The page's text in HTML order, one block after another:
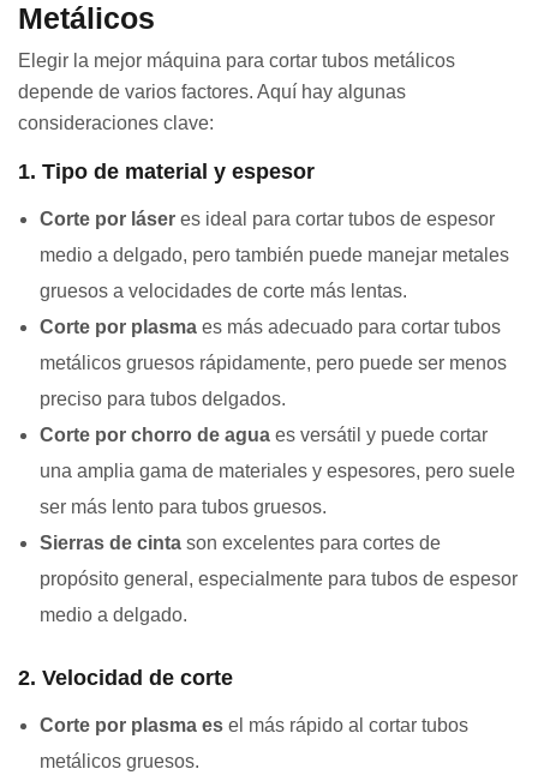
Metálicos
Elegir la mejor máquina para cortar tubos metálicos
depende de varios factores. Aquí hay algunas
consideraciones clave:
1. Tipo de material y espesor
Corte por láser es ideal para cortar tubos de espesor
medio a delgado, pero también puede manejar metales
gruesos a velocidades de corte más lentas.
Corte por plasma es más adecuado para cortar tubos
metálicos gruesos rápidamente, pero puede ser menos
preciso para tubos delgados.
Corte por chorro de agua es versátil y puede cortar
una amplia gama de materiales y espesores, pero suele
ser más lento para tubos gruesos.
Sierras de cinta son excelentes para cortes de
propósito general, especialmente para tubos de espesor
medio a delgado.
2. Velocidad de corte
Corte por plasma es el más rápido al cortar tubos
metálicos gruesos.